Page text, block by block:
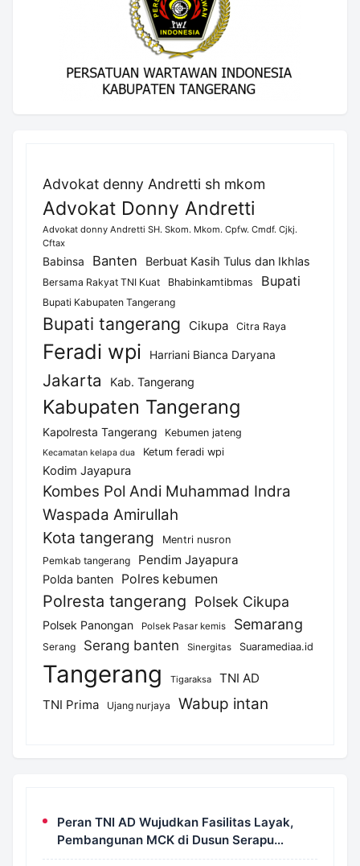
Advokat denny Andretti sh mkom
Advokat Donny Andretti
Advokat donny Andretti SH. Skom. Mkom. Cpfw. Cmdf. Cjkj.
Cftax
Babinsa Banten Berbuat Kasih Tulus dan Ikhlas
Bersama Rakyat TNI Kuat Bhabinkamtibmas Bupati
Bupati Kabupaten Tangerang
Bupati tangerang Cikupa Citra Raya
Feradi wpi Harriani Bianca Daryana
Jakarta Kab. Tangerang
Kabupaten Tangerang
Kapolresta Tangerang Kebumen jateng
Kecamatan kelapa dua Ketum feradi wpi
Kodim Jayapura
Kombes Pol Andi Muhammad Indra
Waspada Amirullah
Kota tangerang
Mentri nusron
Pemkab tangerang
Pendim Jayapura
Polda banten Polres kebumen
Polresta tangerang Polsek Cikupa
Polsek Panongan Polsek Pasar kemis Semarang
Serang Serang banten Sinergitas Suaramediaa.id
Tangerang Tigaraksa
TNI AD
TNI Prima
Ujang nurjaya Wabup intan
Peran TNI AD Wujudkan Fasilitas Layak,
Pembangunan MCK di Dusun Serapu
Rampung Dikerjakan